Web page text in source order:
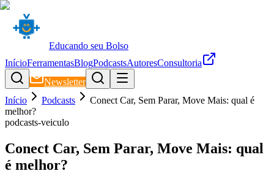
Educando seu Bolso
InícioFerramentasBlogPodcastsAutoresConsultoria
Newsletter
Início
Podcasts
Conect Car, Sem Parar, Move Mais: qual é
melhor?
podcasts-veiculo
Conect Car, Sem Parar, Move Mais: qual
é melhor?